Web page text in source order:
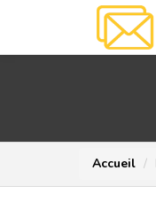
Accueil